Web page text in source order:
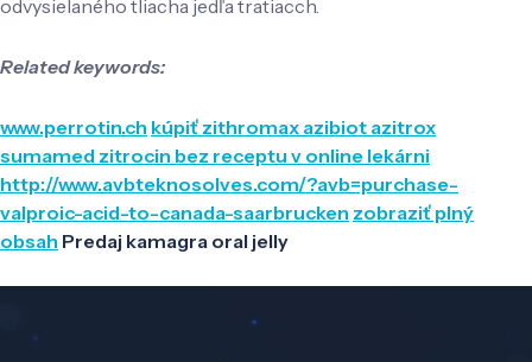
odvysielaného tliacha jedľa tratiacch.
Related keywords:
www.perrotin.ch kúpiť zithromax azibiot azitrox
sumamed zitrocin bez receptu v online lekárni
http://www.avbteknosolves.com/?avb=purchase-
valproic-acid-to-canada-saarbrucken zobraziť plný
obsah Predaj kamagra oral jelly